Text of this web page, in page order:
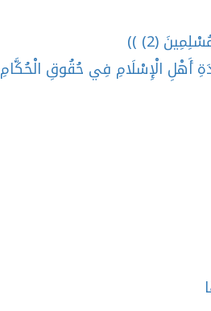
(2) ))
أَهْلِ الْإِسْلَامِ فِي حُقُوقِ الْحُكَّامِ